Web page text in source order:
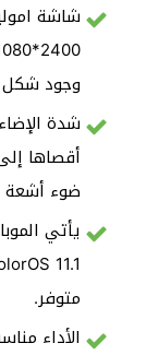
شاشة
وجود شكل
ضوء
يأتي
متوفر.
الأداء